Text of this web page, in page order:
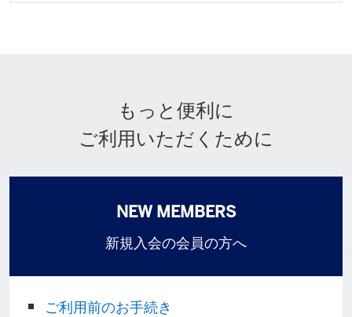
もっと便利に
ご利用いただくために
NEW MEMBERS
新規入会の会員の方へ
ご利用前のお手続き